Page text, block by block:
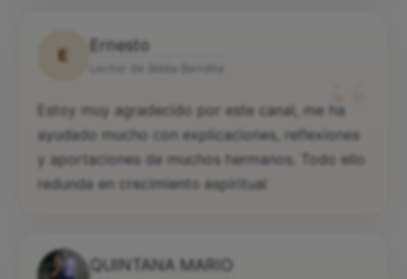
E
Ernesto
“
Estoy muy agradecido por este canal, me ha
ayudado mucho con explicaciones, reflexiones
y aportaciones de muchos hermanos. Todo ello
redunda en crecimiento espiritual
QUINTANA MARIO